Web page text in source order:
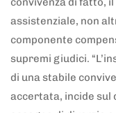
assistenziale, non
componente
supremi giudici.
di una stabile
accertata, incide sul